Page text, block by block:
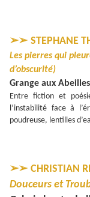
➢➢ STEPHANE
Les pierres qui
d’obscurité)
Grange aux
Entre fiction et
l’instabilité face à
poudreuse, lentilles
➢➢ CHRISTIAN
Douceurs et